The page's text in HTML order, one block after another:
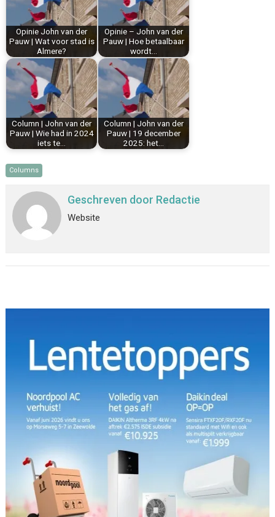
o
k
e
s
t
I
n
p
p
Opinie John van der
Pauw | Wat voor stad is
Almere?
Opinie – John van der
Pauw | Hoe betaalbaar
wordt…
Column | John van der
Pauw | Wie had in 2024
iets te…
Column | John van der
Pauw | 19 december
2025: het…
Columns
Geschreven door Redactie
Website